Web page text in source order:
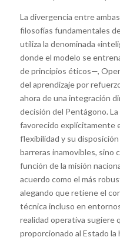
La divergencia entre
filosofías fundamentales
utiliza la denominada
donde el modelo se
de principios éticos—,
del aprendizaje por
ahora de una integración
decisión del Pentágono.
favorecido explícitamente
flexibilidad y su
barreras inamovibles, sino
función de la misión
acuerdo como el más
alegando que retiene el
técnica incluso en
realidad operativa sugiere
proporcionado al Estado